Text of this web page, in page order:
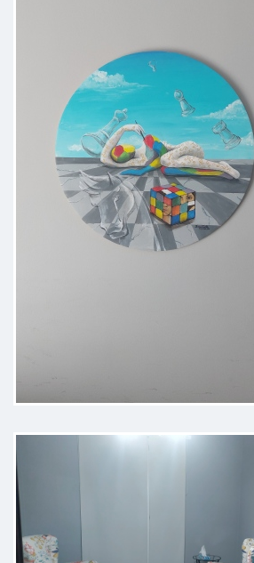
Oltre che far parlare
paziente parla tanto
Soprattutto per essere
Molto bene, mi ha
mio agio, mi sono
ascoltata, la consiglio